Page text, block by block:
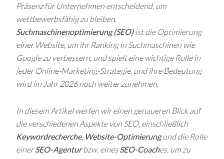
Präsenz für Unternehmen entscheidend, um
wettbewerbsfähig zu bleiben.
Suchmaschinenoptimierung (SEO)ist die Optimierung
einer Website, um ihr Ranking in Suchmaschinen wie
Google zu verbessern, und spielt eine wichtige Rolle in
jeder Online-Marketing-Strategie, und ihre Bedeutung
wird im Jahr 2026 noch weiter zunehmen.
In diesem Artikel werfen wir einen genaueren Blick auf
die verschiedenen Aspekte von SEO, einschließlich
Keywordrecherche, Website-Optimierungund die Rolle
einerSEO-Agenturbzw. einesSEO-Coaches, um zu